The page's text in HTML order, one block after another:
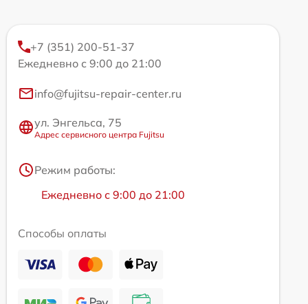
+7 (351) 200-51-37
Ежедневно с 9:00 до 21:00
info@fujitsu-repair-center.ru
ул. Энгельса, 75
Адрес сервисного центра Fujitsu
Режим работы:
Ежедневно с 9:00 до 21:00
Способы оплаты